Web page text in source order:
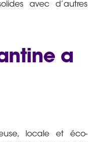
avec d’autres
a
locale et éco-